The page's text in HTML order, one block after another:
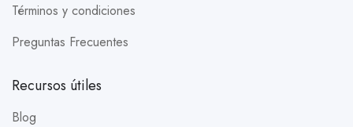
Términos y condiciones
Preguntas Frecuentes
Recursos útiles
Blog